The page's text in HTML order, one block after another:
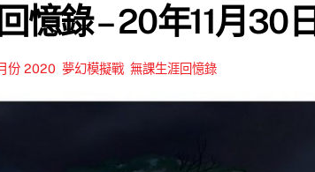
憶錄 – 20年11月30日
份 2020 夢幻模擬戰, 無課生涯回憶錄